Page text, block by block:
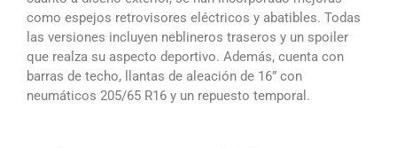
como espejos retrovisores eléctricos y abatibles. Todas
las versiones incluyen neblineros traseros y un spoiler
que realza su aspecto deportivo. Además, cuenta con
barras de techo, llantas de aleación de 16” con
neumáticos 205/65 R16 y un repuesto temporal.